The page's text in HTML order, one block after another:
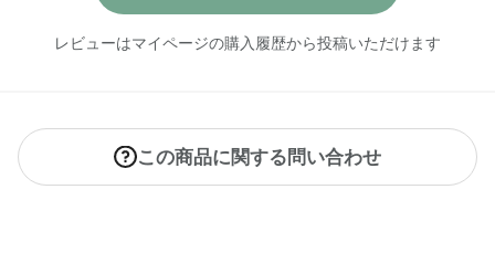
レビューはマイページの購入履歴から投稿いただけます
この商品に関する問い合わせ